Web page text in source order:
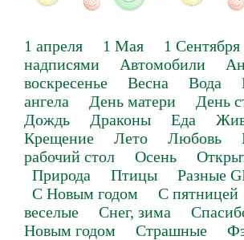
1 апреля 1 Мая 1 Сентября
надписями
Автомобили
воскресенье
Весна Вода
ангела
День матери День
Дождь
Драконы Еда
Крещение
Лето Любовь
рабочий стол
Осень
Природа
Птицы Разные
С Новым годом
С пятницей
веселые
Снег, зима
Новым годом
Страшные